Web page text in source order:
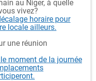
au Niger, à quelle
vivez?
horaire pour
locale ailleurs.
une réunion
moment de la journée